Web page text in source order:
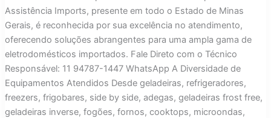
Assistência Imports, presente em todo o Estado de Minas
Gerais, é reconhecida por sua excelência no atendimento,
oferecendo soluções abrangentes para uma ampla gama de
eletrodomésticos importados. Fale Direto com o Técnico
Responsável: 11 94787-1447 WhatsApp A Diversidade de
Equipamentos Atendidos Desde geladeiras, refrigeradores,
freezers, frigobares, side by side, adegas, geladeiras frost free,
geladeiras inverse, fogões, fornos, cooktops, microondas,